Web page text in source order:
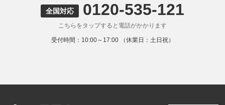
9. 外国にある第三者への提供
お客様の個人情報を下記海外の個人情報取扱事業者へ提供す
る場合があります。
提供先の所在国の名称：アメリカ（Google LLC）
当該外国における個人情報の保護に関する制度：APECの
全国対応 0120-535-121
こちらをタップすると電話がかかります
受付時間：10:00～17:00 （休業日：土日祝）